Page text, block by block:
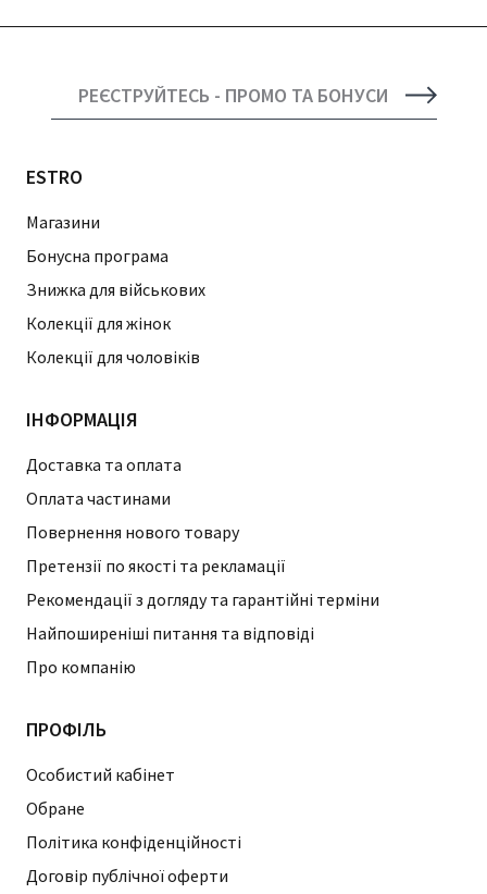
РЕЄСТРУЙТЕСЬ - ПРОМО ТА БОНУСИ
ESTRO
Магазини
Бонусна програма
Знижка для військових
Колекції для жінок
Колекції для чоловіків
ІНФОРМАЦІЯ
Доставка та оплата
Оплата частинами
Повернення нового товару
Претензії по якості та рекламації
Рекомендації з догляду та гарантійні терміни
Найпоширеніші питання та відповіді
Про компанію
ПРОФІЛЬ
Особистий кабінет
Обране
Політика конфіденційності
Договір публічної оферти